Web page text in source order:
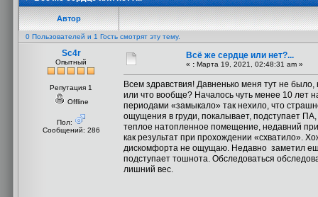
Автор
0 Пользователей и 1 Гость смотрят эту тему.
Sc4r
Опытный
Репутация 1
Offline
Пол:
Сообщений: 286
Всё же сердце или нет?...
« : Марта 19, 2021, 02:48:31 am »
Всем здравствия! Давненько меня тут не
или что вообще? Началось чуть менее 10 лет
периодами «замыкало» так нехило, что
ощущения в груди, покалывает, подступает
теплое натопленное помещение, недавний
как результат при прохождении «схватило».
дискомфорта не ощущаю. Недавно заметил
подступает тошнота. Обследоваться
лишний вес.